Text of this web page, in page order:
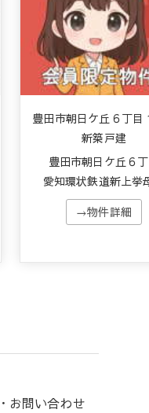
豊田市朝日ケ丘６丁目
新築戸建
豊田市朝日ケ丘６丁
愛知環状鉄道新上挙
→物件詳細
お問い合わせ